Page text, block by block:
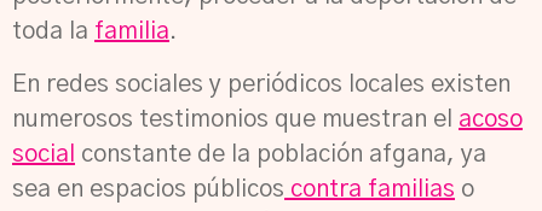
toda la familia.
En redes sociales y periódicos locales existen
numerosos testimonios que muestran el acoso
social constante de la población afgana, ya
sea en espacios públicos contra familias o